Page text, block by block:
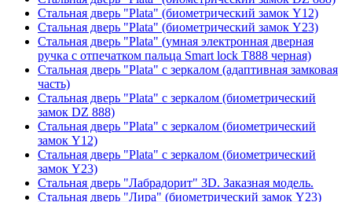
Стальная дверь "Plata" (биометрический замок Y12)
Стальная дверь "Plata" (биометрический замок Y23)
Стальная дверь "Plata" (умная электронная дверная
ручка с отпечатком пальца Smart lock T888 черная)
Стальная дверь "Plata" с зеркалом (адаптивная замковая
часть)
Стальная дверь "Plata" с зеркалом (биометрический
замок DZ 888)
Стальная дверь "Plata" с зеркалом (биометрический
замок Y12)
Стальная дверь "Plata" с зеркалом (биометрический
замок Y23)
Стальная дверь "Лабрадорит" 3D. Заказная модель.
Стальная дверь "Лира" (биометрический замок Y23)